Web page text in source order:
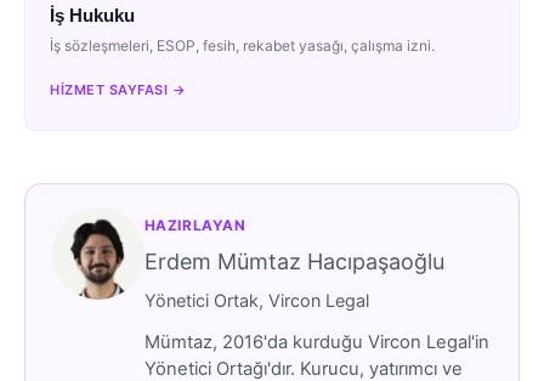
İş Hukuku
İş sözleşmeleri, ESOP, fesih, rekabet yasağı, çalışma izni.
HIZMET SAYFASI →
HAZIRLAYAN
Erdem Mümtaz Hacıpaşaoğlu
Yönetici Ortak, Vircon Legal
Mümtaz, 2016'da kurduğu Vircon Legal'in
Yönetici Ortağı'dır. Kurucu, yatırımcı ve